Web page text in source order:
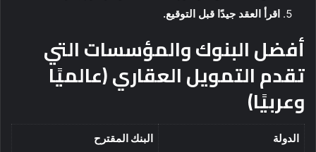
اقرأ العقد جيدًا قبل التوقيع.
أفضل البنوك والمؤسسات التي
تقدم التمويل العقاري (عالميًا
وعربيًا)
الدولة البنك المقترح